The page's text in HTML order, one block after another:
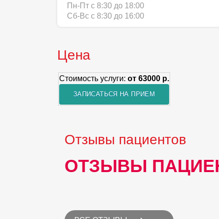
Пн-Пт с 8:30 до 18:00
Сб-Вс с 8:30 до 16:00
Цена
Стоимость услуги: от 63000 р.
ЗАПИСАТЬСЯ НА ПРИЕМ
Отзывы пациентов
ОТЗЫВЫ